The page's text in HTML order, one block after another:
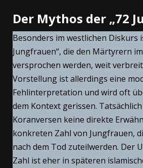
Der Mythos der „72
Besonders im westlichen Diskurs
Jungfrauen“, die den Märtyrern
versprochen werden, weit
Vorstellung ist allerdings eine
Fehlinterpretation und wird oft
dem Kontext gerissen.
Koranversen keine direkte
konkreten Zahl von Jungfrauen,
nach dem Tod zuteilwerden. Der
Zahl ist eher in späteren